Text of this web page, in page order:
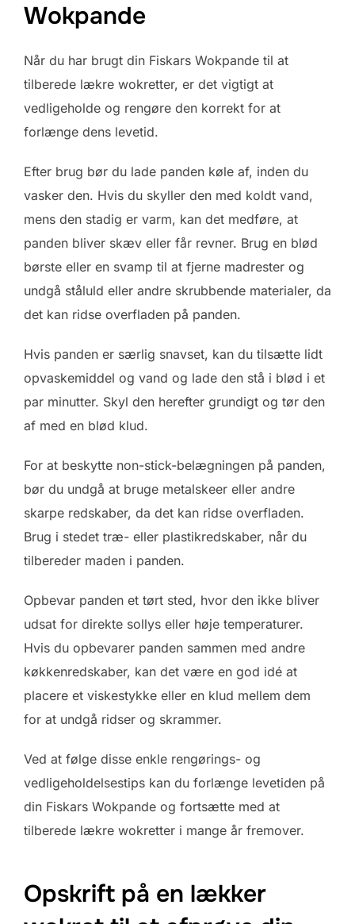
Wokpande
Når du har brugt din Fiskars Wokpande til at
tilberede lækre wokretter, er det vigtigt at
vedligeholde og rengøre den korrekt for at
forlænge dens levetid.
Efter brug bør du lade panden køle af, inden du
vasker den. Hvis du skyller den med koldt vand,
mens den stadig er varm, kan det medføre, at
panden bliver skæv eller får revner. Brug en blød
børste eller en svamp til at fjerne madrester og
undgå ståluld eller andre skrubbende materialer, da
det kan ridse overfladen på panden.
Hvis panden er særlig snavset, kan du tilsætte lidt
opvaskemiddel og vand og lade den stå i blød i et
par minutter. Skyl den herefter grundigt og tør den
af med en blød klud.
For at beskytte non-stick-belægningen på panden,
bør du undgå at bruge metalskeer eller andre
skarpe redskaber, da det kan ridse overfladen.
Brug i stedet træ- eller plastikredskaber, når du
tilbereder maden i panden.
Opbevar panden et tørt sted, hvor den ikke bliver
udsat for direkte sollys eller høje temperaturer.
Hvis du opbevarer panden sammen med andre
køkkenredskaber, kan det være en god idé at
placere et viskestykke eller en klud mellem dem
for at undgå ridser og skrammer.
Ved at følge disse enkle rengørings- og
vedligeholdelsestips kan du forlænge levetiden på
din Fiskars Wokpande og fortsætte med at
tilberede lækre wokretter i mange år fremover.
Opskrift på en lækker